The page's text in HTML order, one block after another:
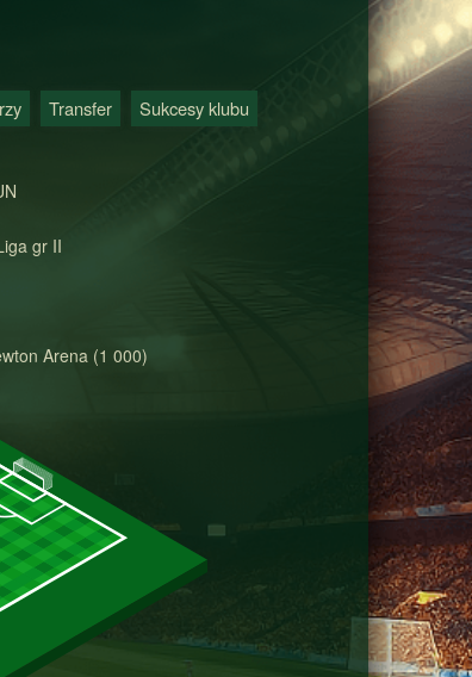
Transfer Sukcesy klubu
gr II
Arena (1 000)